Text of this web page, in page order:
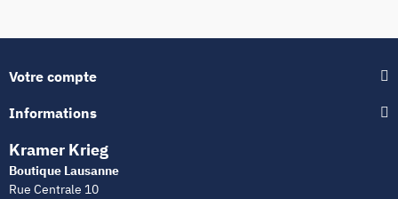
Votre compte
Informations
Kramer Krieg
Boutique Lausanne
Rue Centrale 10